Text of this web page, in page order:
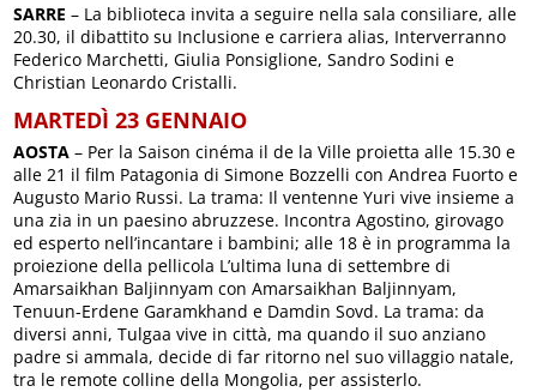
SARRE – La biblioteca invita a seguire nella sala consiliare, alle
20.30, il dibattito su Inclusione e carriera alias, Interverranno
Federico Marchetti, Giulia Ponsiglione, Sandro Sodini e
Christian Leonardo Cristalli.
MARTEDÌ 23 GENNAIO
AOSTA – Per la Saison cinéma il de la Ville proietta alle 15.30 e
alle 21 il film Patagonia di Simone Bozzelli con Andrea Fuorto e
Augusto Mario Russi. La trama: Il ventenne Yuri vive insieme a
una zia in un paesino abruzzese. Incontra Agostino, girovago
ed esperto nell’incantare i bambini; alle 18 è in programma la
proiezione della pellicola L’ultima luna di settembre di
Amarsaikhan Baljinnyam con Amarsaikhan Baljinnyam,
Tenuun-Erdene Garamkhand e Damdin Sovd. La trama: da
diversi anni, Tulgaa vive in città, ma quando il suo anziano
padre si ammala, decide di far ritorno nel suo villaggio natale,
tra le remote colline della Mongolia, per assisterlo.